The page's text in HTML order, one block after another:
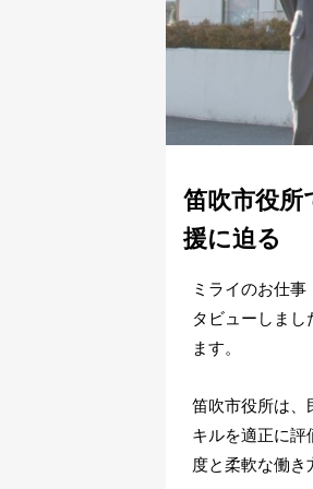
笛吹市役所
援に迫る
ミライのお仕
タビューしま
ます。
笛吹市役所は、
キルを適正に評
度と柔軟な働